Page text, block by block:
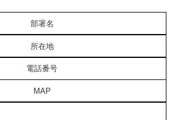
部署名
所在地
電話番号
MAP